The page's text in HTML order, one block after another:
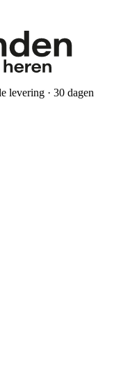
levering · 30 dagen